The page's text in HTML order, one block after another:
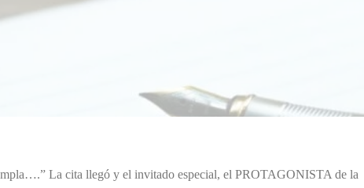
La cita llegó y el invitado especial, el PROTAGONISTA de la